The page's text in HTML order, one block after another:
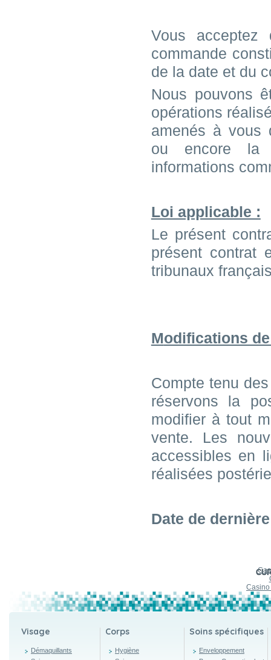
Vous acceptez
commande
de la date et du
Nous pouvons
opérations
amenés à vous
ou encore la
informations
Loi applicable :
Le présent
présent contrat
tribunaux
Modifications
Compte tenu
réservons la
modifier à tout
vente. Les
accessibles en
réalisées
Date de
Visage Corps Soins spécifiques
Démaquillants
Hygiène
Enveloppement